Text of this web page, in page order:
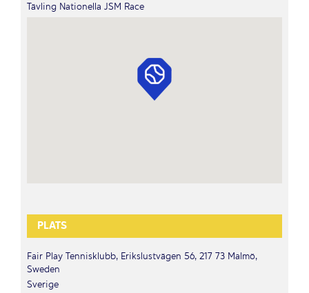
Tävling Nationella JSM Race
PLATS
Fair Play Tennisklubb, Erikslustvägen 56, 217 73 Malmö,
Sweden
Sverige